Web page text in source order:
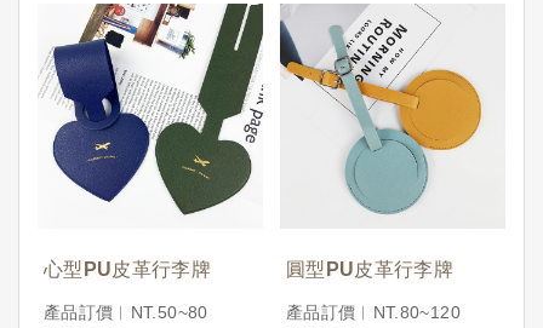
心型PU皮革行李牌
產品訂價︱NT.50~80
圓型PU皮革行李牌
產品訂價︱NT.80~120